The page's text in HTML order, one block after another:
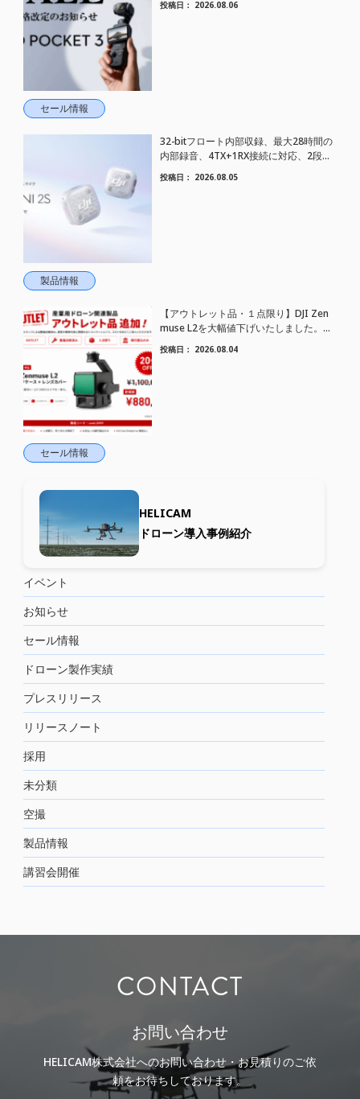
セール情報
投稿日： 2026.08.06
製品情報
32-bitフロート内部収録、最大28時間の
内部録音、4TX+1RX接続に対応、2段階
AIノイズキャンセリング搭載｜コンパク
トワイヤレスマイク DJI Mic Mini 2S 登場
投稿日： 2026.08.05
セール情報
【アウトレット品・１点限り】DJI Zen
muse L2を大幅値下げいたしました。｜
HELICAM STORE
投稿日： 2026.08.04
HELICAM
ドローン導入事例紹介
イベント
お知らせ
セール情報
ドローン製作実績
プレスリリース
リリースノート
採用
未分類
空撮
製品情報
講習会開催
CONTACT
お問い合わせ
HELICAM株式会社へのお問い合わせ・お見積りのご依
頼をお待ちしております。